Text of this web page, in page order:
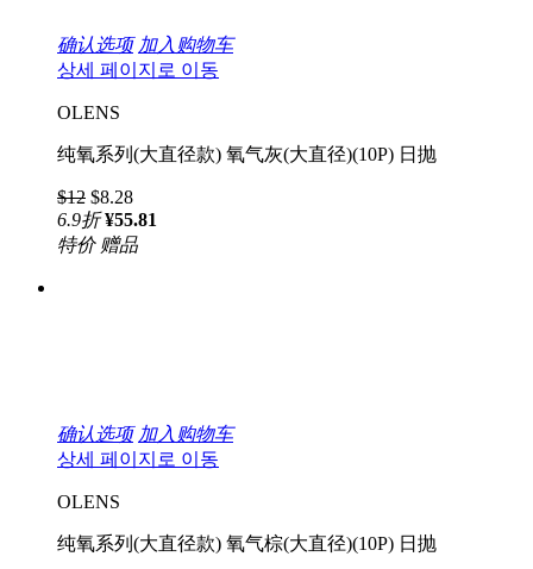
确认选项 加入购物车
상세 페이지로 이동
OLENS
纯氧系列(大直径款) 氧气灰(大直径)(10P) 日抛
$12 $8.28
6.9折 ¥55.81
特价 赠品
确认选项 加入购物车
상세 페이지로 이동
OLENS
纯氧系列(大直径款) 氧气棕(大直径)(10P) 日抛